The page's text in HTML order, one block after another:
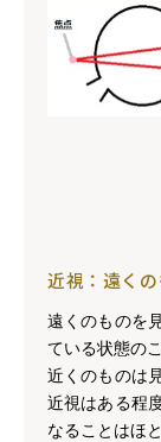
近視：遠く
遠くのものを
ている状態の
近くのものは
近視はある程
なることはほ